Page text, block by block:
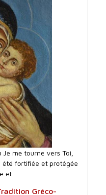
me tourne vers Toi,
été fortifiée et protégée
Gréco-